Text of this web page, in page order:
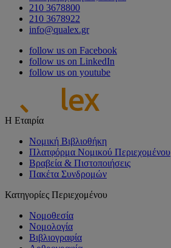
210 3678800
210 3678922
info@qualex.gr
follow us on Facebook
follow us on LinkedIn
follow us on youtube
Η Εταιρία
Νομική Βιβλιοθήκη
Πλατφόρμα Νομικού Περιεχομένου
Βραβεία & Πιστοποιήσεις
Πακέτα Συνδρομών
Κατηγορίες Περιεχομένου
Νομοθεσία
Νομολογία
Βιβλιογραφία